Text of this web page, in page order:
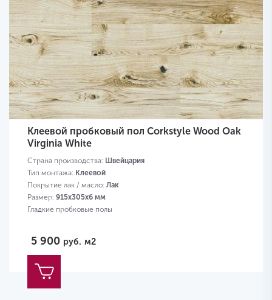
Клеевой пробковый пол Corkstyle Wood Oak
Virginia White
Страна производства: Швейцария
Тип монтажа: Клеевой
Покрытие лак / масло: Лак
Размер: 915х305х6 мм
Гладкие пробковые полы
5 900 руб. м2